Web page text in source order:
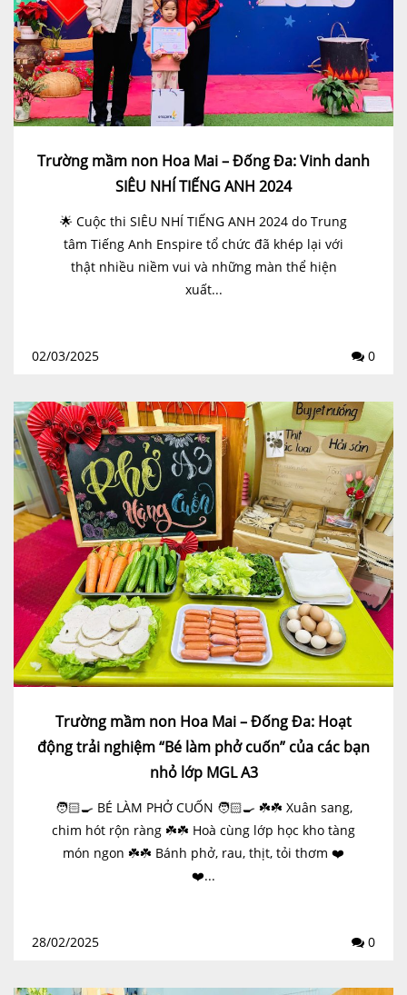
Trường mầm non Hoa Mai – Đống Đa: Vinh danh
SIÊU NHÍ TIẾNG ANH 2024
🌟 Cuộc thi SIÊU NHÍ TIẾNG ANH 2024 do Trung
tâm Tiếng Anh Enspire tổ chức đã khép lại với
thật nhiều niềm vui và những màn thể hiện
xuất...
02/03/2025 0
Trường mầm non Hoa Mai – Đống Đa: Hoạt
động trải nghiệm “Bé làm phở cuốn” của các bạn
nhỏ lớp MGL A3
🧑🏻‍🍳 BÉ LÀM PHỞ CUỐN 🧑🏻‍🍳 ☘️☘️ Xuân sang,
chim hót rộn ràng ☘️☘️ Hoà cùng lớp học kho tàng
món ngon ☘️☘️ Bánh phở, rau, thịt, tỏi thơm ❤️
❤️...
28/02/2025 0